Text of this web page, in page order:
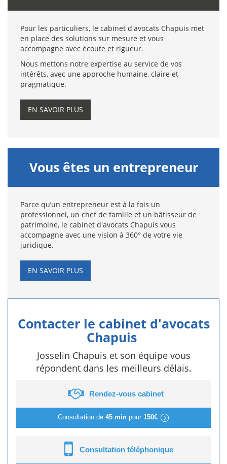
Pour les particuliers, le cabinet d'avocats Chapuis met
en place des solutions sur mesure et vous
accompagne avec écoute et rigueur.
Nous mettons notre expertise au service de vos
intérêts, avec une approche humaine, claire et
pragmatique.
EN SAVOIR PLUS
Vous êtes un entrepreneur
Parce qu’un entrepreneur est à la fois un
professionnel, un chef de famille et un bâtisseur de
patrimoine, le cabinet d'avocats Chapuis vous
accompagne avec une vision à 360° de votre vie
juridique.
EN SAVOIR PLUS
Contacter le cabinet d'avocats
Chapuis
Josselin Chapuis et son équipe vous
répondent dans les meilleurs délais.
Rendez-vous cabinet
Consultation de 45 minpour 150€
Consultation téléphonique